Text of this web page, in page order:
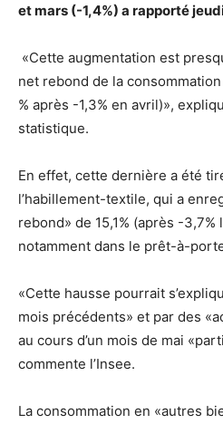
et mars (-1,4%) a rapporté jeudi
«Cette augmentation est
net rebond de la
% après -1,3% en avril)»,
statistique.
En effet, cette dernière a été
l’habillement-textile, qui a
rebond» de 15,1% (après -
notamment dans le prêt-à-
«Cette hausse pourrait
mois précédents» et par des
au cours d’un mois de mai
commente l’Insee.
La consommation en «autres